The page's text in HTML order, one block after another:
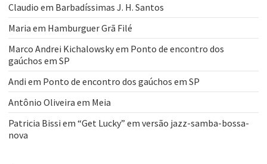
Claudio em Barbadíssimas J. H. Santos
Maria em Hamburguer Grã Filé
Marco Andrei Kichalowskyem Ponto de encontro dos
gaúchos em SP
Andi em Ponto de encontro dos gaúchos em SP
Antônio Oliveira em Meia
Patricia Bissi em “Get Lucky” em versão jazz-samba-bossa-
nova